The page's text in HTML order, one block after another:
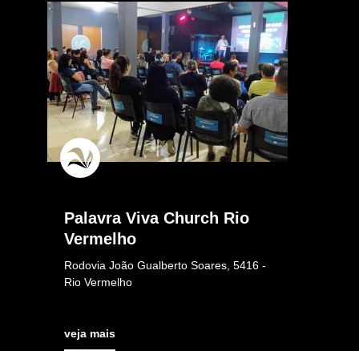
Palavra Viva Church Rio
Vermelho
Rodovia João Gualberto Soares, 5416 -
Rio Vermelho
veja mais